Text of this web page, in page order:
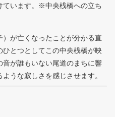
ています。※中央桟橋への立ち
が亡くなったことが分かる直
とつとしてこの中央桟橋が映
音が誰もいない尾道のまちに響
うな寂しさを感じさせます。